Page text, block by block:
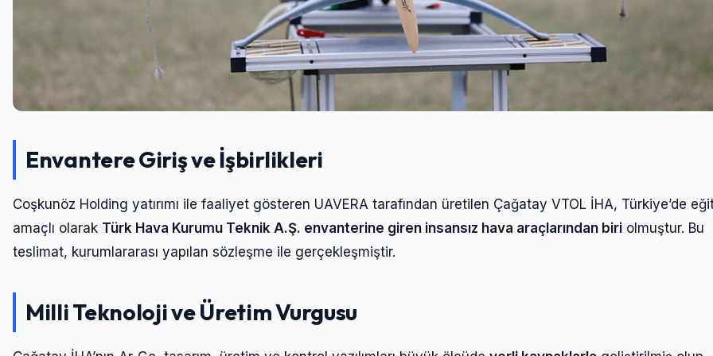
Envantere Giriş ve İşbirlikleri
Coşkunöz Holding yatırımı ile faaliyet gösteren UAVERA tarafından üretilen Çağatay VTOL İHA, Türkiye’de
amaçlı olarak Türk Hava Kurumu Teknik A.Ş. envanterine giren insansız hava araçlarından biri olmuştur. Bu
teslimat, kurumlararası yapılan sözleşme ile gerçekleşmiştir.
Milli Teknoloji ve Üretim Vurgusu